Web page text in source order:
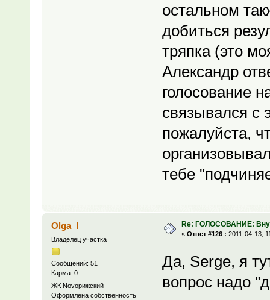
остальном
добиться
тряпка (это
Александр
голосование
связывался с
пожалуйста,
тебе
Olga_I
Владелец участка
Сообщений: 51
Карма: 0
ЖК Novoрижский
Оформлена собственность
Re: ГОЛОСОВАНИЕ:
« Ответ #126 : 2011-04-13,
Да, Serge, я
вопрос надо